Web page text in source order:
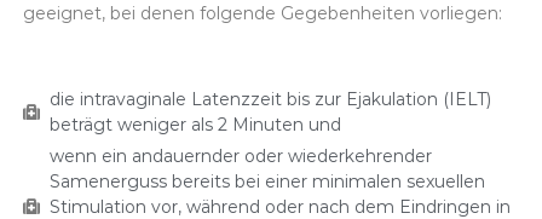
geeignet, bei denen folgende Gegebenheiten vorliegen:
die intravaginale Latenzzeit bis zur Ejakulation (IELT)
beträgt weniger als 2 Minuten und
wenn ein andauernder oder wiederkehrender
Samenerguss bereits bei einer minimalen sexuellen
Stimulation vor, während oder nach dem Eindringen in